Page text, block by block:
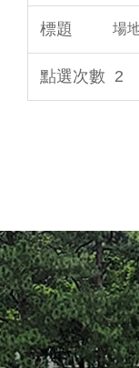
場
2